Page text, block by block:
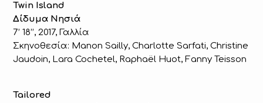
Twin Island
Δίδυμα Νησιά
7’ 18’’, 2017, Γαλλία
Σκηνοθεσία: Manon Sailly, Charlotte Sarfati, Christine
Jaudoin, Lara Cochetel, Raphaël Huot, Fanny Teisson
Tailored